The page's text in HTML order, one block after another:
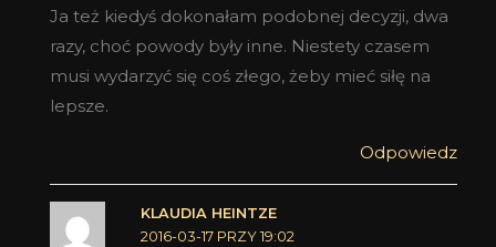
Ja też kiedyś dokonałam podobnej decyzji, dwa
razy, choć powody były inne. Niestety czasem
musi wydarzyć się coś złego, żeby mieć siłę na
lepsze.
Odpowiedz
KLAUDIA HEINTZE
2016-03-17 PRZY 19:02